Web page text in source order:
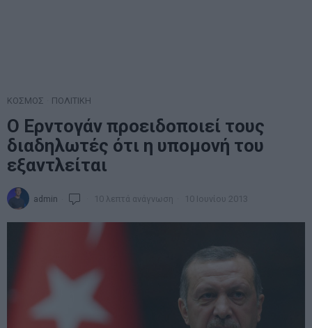
ΚΟΣΜΟΣ ΠΟΛΙΤΙΚΗ
Ο Ερντογάν προειδοποιεί τους
διαδηλωτές ότι η υπομονή του
εξαντλείται
admin 10 λεπτά ανάγνωση 10 Ιουνίου 2013